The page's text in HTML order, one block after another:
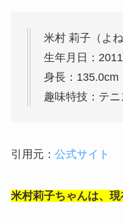
米村 莉子（よ
生年月日：
身長： 135.0cm
趣味特技： テ
引用元： 公式サイト
米村莉子ちゃんは、現